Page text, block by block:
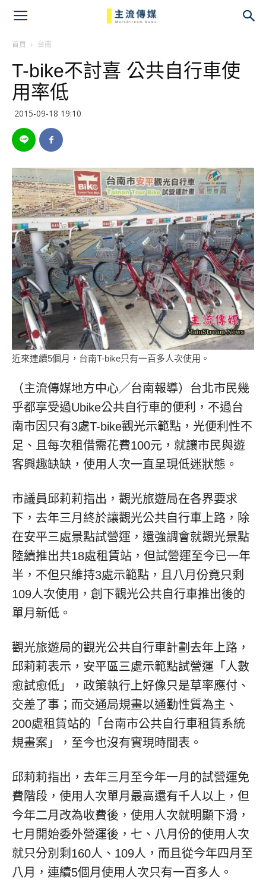
首頁 台南
T-bike不討喜 公共自行車使
用率低
2015-09-18 19:10
近來連續5個月，台南T-bike只有一百多人次使用。
（主流傳媒地方中心／台南報導）台北市民幾
乎都享受過Ubike公共自行車的便利，不過台
南市因只有3處T-bike觀光示範點，光便利性不
足、且每次租借需花費100元，就讓市民與遊
客興趣缺缺，使用人次一直呈現低迷狀態。
市議員邱莉莉指出，觀光旅遊局在各界要求
下，去年三月終於讓觀光公共自行車上路，除
在安平三處景點試營運，還強調會就觀光景點
陸續推出共18處租賃站，但試營運至今已一年
半，不但只維持3處示範點，且八月份竟只剩
109人次使用，創下觀光公共自行車推出後的
單月新低。
觀光旅遊局的觀光公共自行車計劃去年上路，
邱莉莉表示，安平區三處示範點試營運「人數
愈試愈低」，政策執行上好像只是草率應付、
交差了事；而交通局規畫以通勤性質為主、
200處租賃站的「台南市公共自行車租賃系統
規畫案」，至今也沒有實現時間表。
邱莉莉指出，去年三月至今年一月的試營運免
費階段，使用人次單月最高還有千人以上，但
今年二月改為收費後，使用人次就明顯下滑，
七月開始委外營運後，七、八月份的使用人次
就只分別剩160人、109人，而且從今年四月至
八月，連續5個月使用人次只有一百多人。